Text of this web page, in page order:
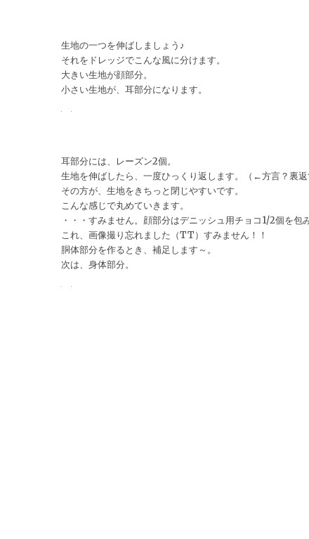
生地の一つを伸ばしましょう♪
それをドレッジでこんな風に分けます。
大きい生地が顔部分。
小さい生地が、耳部分になります。
耳部分には、レーズン2個。
生地を伸ばしたら、一度ひっくり返します。（←方言？裏返
その方が、生地をきちっと閉じやすいです。
こんな感じで丸めていきます。
・・・すみません。顔部分はデニッシュ用チョコ1/2個を包
これ、画像撮り忘れました（TT）すみません！！
胴体部分を作るとき、補足します～。
次は、身体部分。